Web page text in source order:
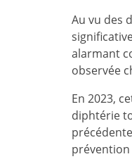
Au vu des
alarmant
observée
En 2023,
diphtérie
prévention